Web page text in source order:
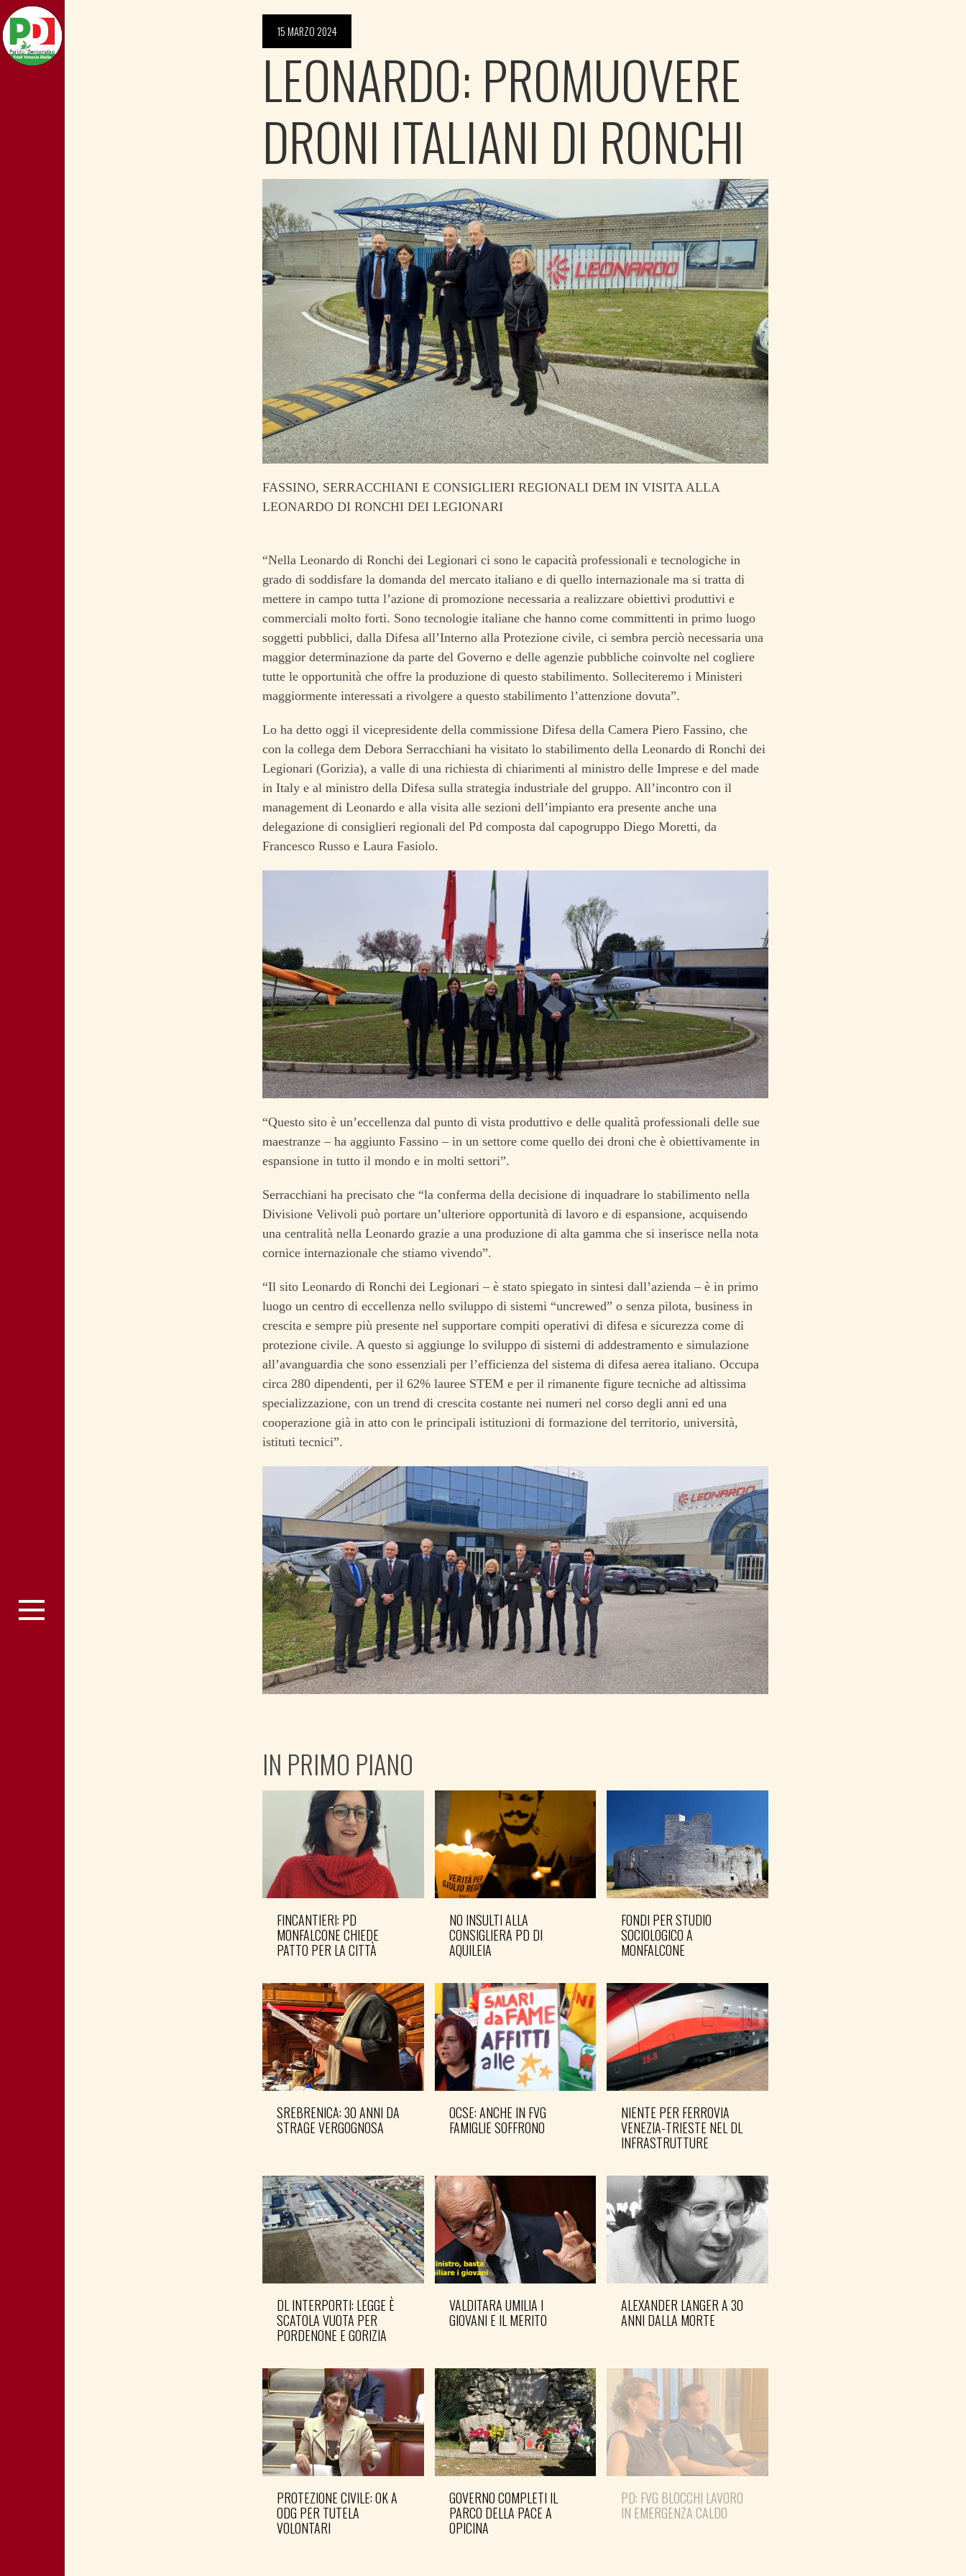
15 MARZO 2024
LEONARDO: PROMUOVERE
DRONI ITALIANI DI RONCHI
FASSINO, SERRACCHIANI E CONSIGLIERI REGIONALI DEM IN VISITA ALLA
LEONARDO DI RONCHI DEI LEGIONARI
“Nella Leonardo di Ronchi dei Legionari ci sono le capacità professionali e tecnologiche in
grado di soddisfare la domanda del mercato italiano e di quello internazionale ma si tratta di
mettere in campo tutta l’azione di promozione necessaria a realizzare obiettivi produttivi e
commerciali molto forti. Sono tecnologie italiane che hanno come committenti in primo luogo
soggetti pubblici, dalla Difesa all’Interno alla Protezione civile, ci sembra perciò necessaria una
maggior determinazione da parte del Governo e delle agenzie pubbliche coinvolte nel cogliere
tutte le opportunità che offre la produzione di questo stabilimento. Solleciteremo i Ministeri
maggiormente interessati a rivolgere a questo stabilimento l’attenzione dovuta”.
Lo ha detto oggi il vicepresidente della commissione Difesa della Camera Piero Fassino, che
con la collega dem Debora Serracchiani ha visitato lo stabilimento della Leonardo di Ronchi dei
Legionari (Gorizia), a valle di una richiesta di chiarimenti al ministro delle Imprese e del made
in Italy e al ministro della Difesa sulla strategia industriale del gruppo. All’incontro con il
management di Leonardo e alla visita alle sezioni dell’impianto era presente anche una
delegazione di consiglieri regionali del Pd composta dal capogruppo Diego Moretti, da
Francesco Russo e Laura Fasiolo.
“Questo sito è un’eccellenza dal punto di vista produttivo e delle qualità professionali delle sue
maestranze – ha aggiunto Fassino – in un settore come quello dei droni che è obiettivamente in
espansione in tutto il mondo e in molti settori”.
Serracchiani ha precisato che “la conferma della decisione di inquadrare lo stabilimento nella
Divisione Velivoli può portare un’ulteriore opportunità di lavoro e di espansione, acquisendo
una centralità nella Leonardo grazie a una produzione di alta gamma che si inserisce nella nota
cornice internazionale che stiamo vivendo”.
“Il sito Leonardo di Ronchi dei Legionari – è stato spiegato in sintesi dall’azienda – è in primo
luogo un centro di eccellenza nello sviluppo di sistemi “uncrewed” o senza pilota, business in
crescita e sempre più presente nel supportare compiti operativi di difesa e sicurezza come di
protezione civile. A questo si aggiunge lo sviluppo di sistemi di addestramento e simulazione
all’avanguardia che sono essenziali per l’efficienza del sistema di difesa aerea italiano. Occupa
circa 280 dipendenti, per il 62% lauree STEM e per il rimanente figure tecniche ad altissima
specializzazione, con un trend di crescita costante nei numeri nel corso degli anni ed una
cooperazione già in atto con le principali istituzioni di formazione del territorio, università,
istituti tecnici”.
IN PRIMO PIANO
FINCANTIERI: PD
MONFALCONE CHIEDE
PATTO PER LA CITTÀ
NO INSULTI ALLA
CONSIGLIERA PD DI
AQUILEIA
FONDI PER STUDIO
SOCIOLOGICO A
MONFALCONE
SREBRENICA: 30 ANNI DA
STRAGE VERGOGNOSA
OCSE: ANCHE IN FVG
FAMIGLIE SOFFRONO
NIENTE PER FERROVIA
VENEZIA-TRIESTE NEL DL
INFRASTRUTTURE
DL INTERPORTI: LEGGE È
SCATOLA VUOTA PER
PORDENONE E GORIZIA
VALDITARA UMILIA I
GIOVANI E IL MERITO
ALEXANDER LANGER A 30
ANNI DALLA MORTE
PROTEZIONE CIVILE: OK A
ODG PER TUTELA
VOLONTARI
GOVERNO COMPLETI IL
PARCO DELLA PACE A
OPICINA
PD: FVG BLOCCHI LAVORO
IN EMERGENZA CALDO